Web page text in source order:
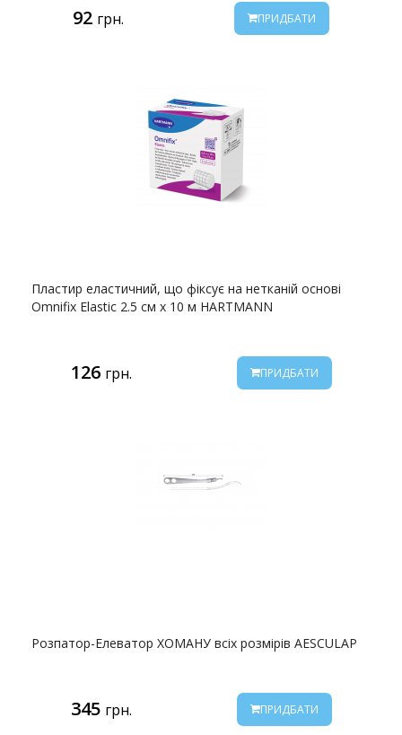
92 грн. ПРИДБАТИ
Пластир еластичний, що фіксує на нетканій основі
Omnifix Elastic 2.5 см х 10 м HARTMANN
126 грн. ПРИДБАТИ
Розпатор-Елеватор ХОМАНУ всіх розмірів AESCULAP
345 грн. ПРИДБАТИ